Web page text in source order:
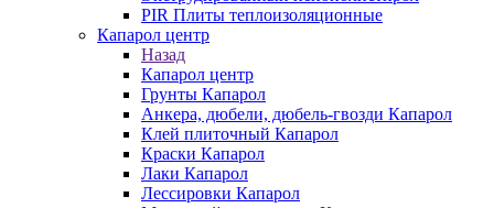
PIR Плиты теплоизоляционные
Капарол центр
Назад
Капарол центр
Грунты Капарол
Анкера, дюбели, дюбель-гвозди Капарол
Клей плиточный Капарол
Краски Капарол
Лаки Капарол
Лессировки Капарол